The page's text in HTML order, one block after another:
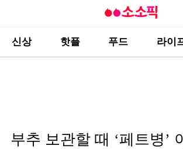
신상 핫플 푸드 라이
부추 보관할 때 ‘페트병’